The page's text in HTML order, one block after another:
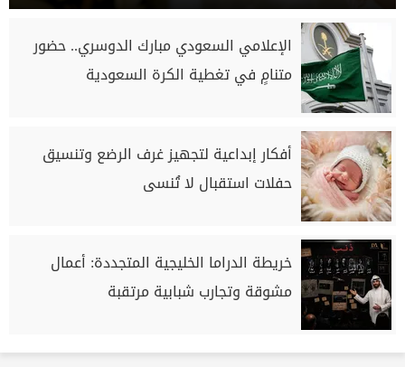
الإعلامي السعودي مبارك الدوسري.. حضور
متنامٍ في تغطية الكرة السعودية
أفكار إبداعية لتجهيز غرف الرضع وتنسيق
حفلات استقبال لا تُنسى
خريطة الدراما الخليجية المتجددة: أعمال
مشوقة وتجارب شبابية مرتقبة